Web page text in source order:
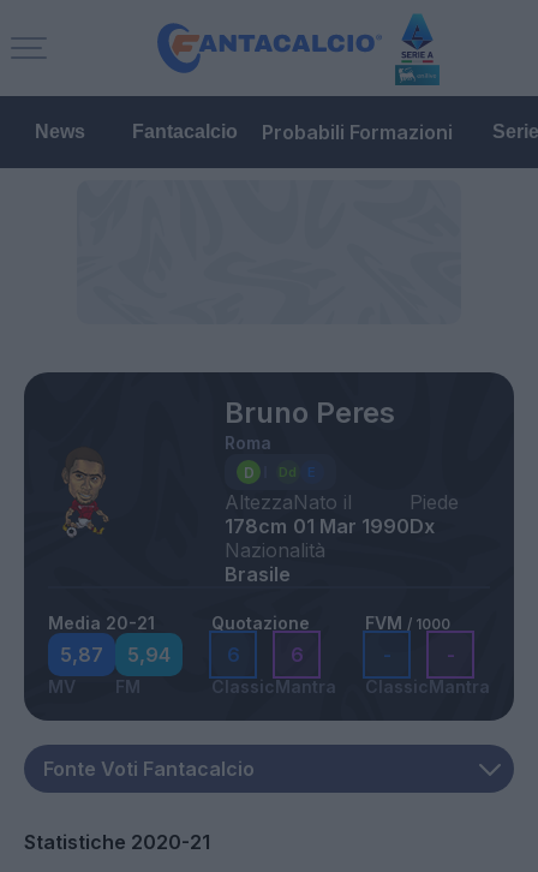
News Fantacalcio Probabili Formazioni
Bruno Peres
Roma
Altezza
178cm
Nato il
01 Mar 1990
Piede
Dx
Nazionalità
Brasile
Media 20-21
5,87
MV
5,94
FM
Quotazione
6
Classic
6
Mantra
FVM / 1000
-
Classic
-
Mantra
Statistiche 2020-21